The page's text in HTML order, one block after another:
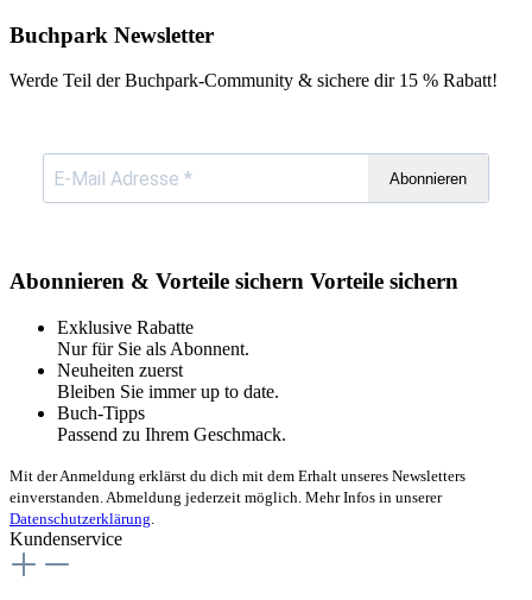
Buchpark Newsletter
Werde Teil der Buchpark-Community & sichere dir 15 % Rabatt!
Abonnieren
Abonnieren & Vorteile sichern Vorteile sichern
Exklusive Rabatte
Nur für Sie als Abonnent.
Neuheiten zuerst
Bleiben Sie immer up to date.
Buch-Tipps
Passend zu Ihrem Geschmack.
Mit der Anmeldung erklärst du dich mit dem Erhalt unseres Newsletters
einverstanden. Abmeldung jederzeit möglich. Mehr Infos in unserer
Datenschutzerklärung
Kundenservice